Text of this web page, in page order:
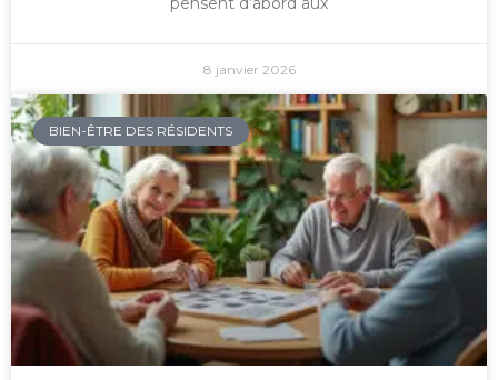
8 janvier 2026
BIEN-ÊTRE DES RÉSIDENTS